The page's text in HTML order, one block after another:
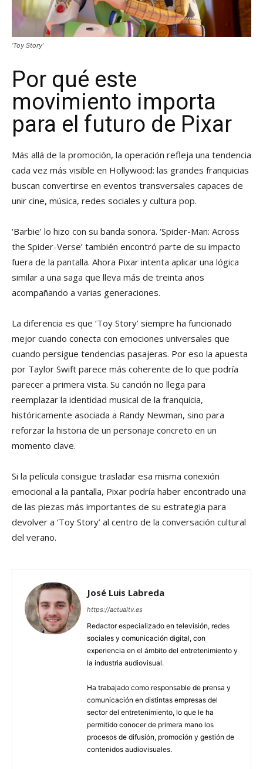
‘Toy Story’
Por qué este
movimiento importa
para el futuro de Pixar
Más allá de la promoción, la operación refleja una tendencia
cada vez más visible en Hollywood: las grandes franquicias
buscan convertirse en eventos transversales capaces de
unir cine, música, redes sociales y cultura pop.
‘Barbie’ lo hizo con su banda sonora. ‘Spider-Man: Across
the Spider-Verse’ también encontró parte de su impacto
fuera de la pantalla. Ahora Pixar intenta aplicar una lógica
similar a una saga que lleva más de treinta años
acompañando a varias generaciones.
La diferencia es que ‘Toy Story’ siempre ha funcionado
mejor cuando conecta con emociones universales que
cuando persigue tendencias pasajeras. Por eso la apuesta
por Taylor Swift parece más coherente de lo que podría
parecer a primera vista. Su canción no llega para
reemplazar la identidad musical de la franquicia,
históricamente asociada a Randy Newman, sino para
reforzar la historia de un personaje concreto en un
momento clave.
Si la película consigue trasladar esa misma conexión
emocional a la pantalla, Pixar podría haber encontrado una
de las piezas más importantes de su estrategia para
devolver a ‘Toy Story’ al centro de la conversación cultural
del verano.
José Luis Labreda
https://actualtv.es
Redactor especializado en televisión, redes
sociales y comunicación digital, con
experiencia en el ámbito del entretenimiento y
la industria audiovisual.
Ha trabajado como responsable de prensa y
comunicación en distintas empresas del
sector del entretenimiento, lo que le ha
permitido conocer de primera mano los
procesos de difusión, promoción y gestión de
contenidos audiovisuales.